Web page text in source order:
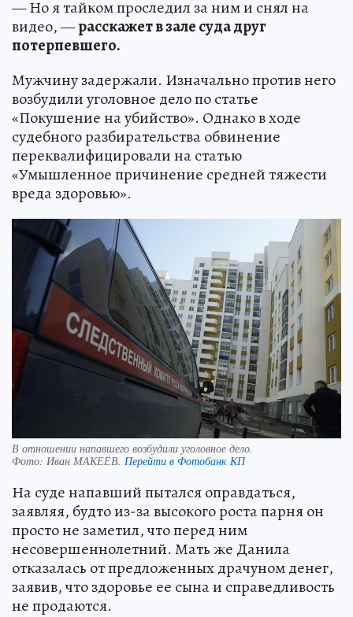
— Но я тайком проследил за ним и снял на
видео, —расскажет в зале суда друг
потерпевшего.
Мужчину задержали. Изначально против него
возбудили уголовное дело по статье
«Покушение на убийство». Однако в ходе
судебного разбирательства обвинение
переквалифицировали на статью
«Умышленное причинение средней тяжести
вреда здоровью».
В отношении напавшего возбудили уголовное дело.
Фото: Иван МАКЕЕВ. Перейти в Фотобанк КП
На суде напавший пытался оправдаться,
заявляя, будто из-за высокого роста парня он
просто не заметил, что перед ним
несовершеннолетний. Мать же Данила
отказалась от предложенных драчуном денег,
заявив, что здоровье ее сына и справедливость
не продаются.